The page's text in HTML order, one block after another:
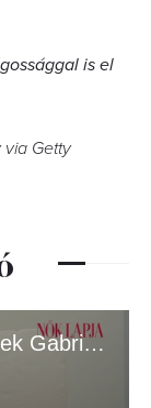
is el
Getty
A Nők lapja címlapján Jakupcsek Gabriella és lánya, Emma Róza